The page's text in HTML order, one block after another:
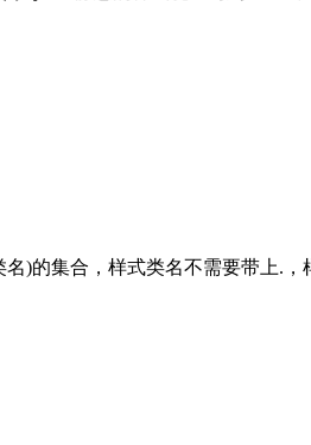
)的集合，样式类名不需要带上.，